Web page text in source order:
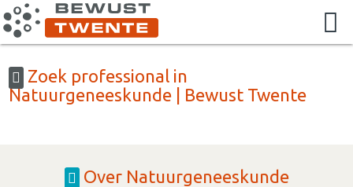
Zoek professional in
Natuurgeneeskunde | Bewust Twente
Over Natuurgeneeskunde